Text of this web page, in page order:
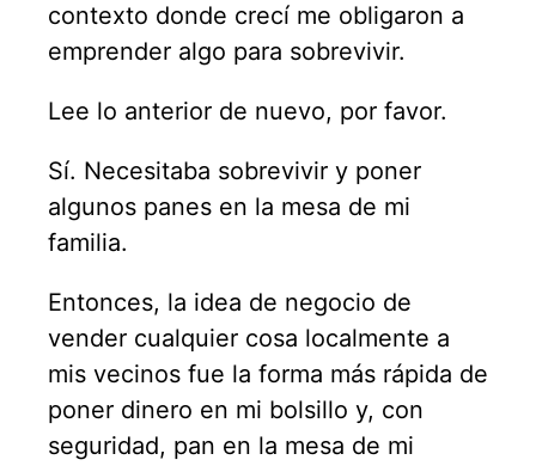
contexto donde crecí me obligaron a
emprender algo para sobrevivir.
Lee lo anterior de nuevo, por favor.
Sí. Necesitaba sobrevivir y poner
algunos panes en la mesa de mi
familia.
Entonces, la idea de negocio de
vender cualquier cosa localmente a
mis vecinos fue la forma más rápida de
poner dinero en mi bolsillo y, con
seguridad, pan en la mesa de mi